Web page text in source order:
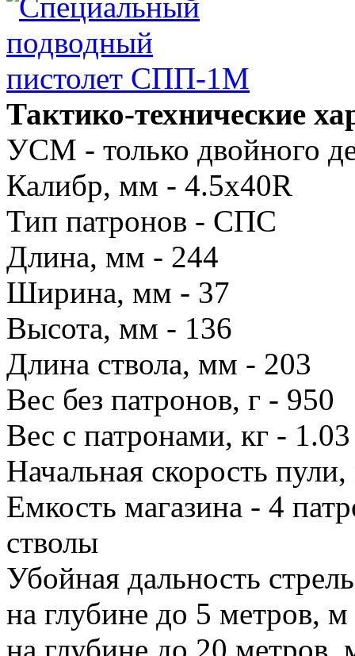
Тактико-технические
УСМ - только двойного
Калибр, мм - 4.5х40R
Тип патронов - СПС
Длина, мм - 244
Ширина, мм - 37
Высота, мм - 136
Длина ствола, мм - 203
Вес без патронов, г - 950
Вес с патронами, кг - 1.03
Начальная скорость
Емкость магазина - 4
стволы
Убойная дальность
на глубине до 5 метров,
на глубине до 20 метров,